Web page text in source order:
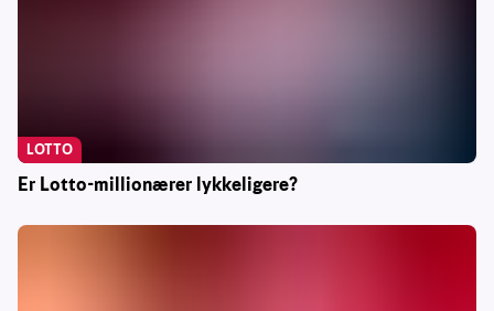
Er Lotto-millionærer lykkeligere?
LOTTO